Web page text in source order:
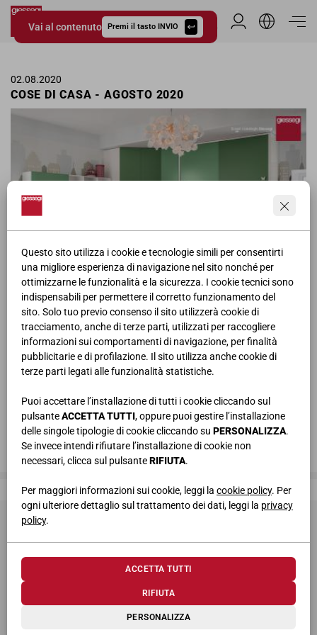
Questo sito utilizza i cookie e tecnologie simili per consentirti
una migliore esperienza di navigazione nel sito nonché per
ottimizzarne le funzionalità e la sicurezza. I cookie tecnici sono
indispensabili per permettere il corretto funzionamento del
sito. Solo tuo previo consenso il sito utilizzerà cookie di
tracciamento, anche di terze parti, utilizzati per raccogliere
informazioni sui comportamenti di navigazione, per finalità
pubblicitarie e di profilazione. Il sito utilizza anche cookie di
terze parti legati alle funzionalità statistiche.
Puoi accettare l’installazione di tutti i cookie cliccando sul
pulsanteACCETTA TUTTI, oppure puoi gestire l’installazione
delle singole tipologie di cookie cliccando su PERSONALIZZA.
Se invece intendi rifiutare l’installazione di cookie non
necessari, clicca sul pulsanteRIFIUTA.
Per maggiori informazioni sui cookie, leggi la cookie policy. Per
ogni ulteriore dettaglio sul trattamento dei dati, leggi la privacy
policy.
PERSONALIZZA
RIFIUTA
ACCETTA TUTTI
Vai al contenuto Premi il tasto INVIO
Giessegi.it
Area Riservata
02.08.2020
COSE DI CASA - AGOSTO 2020
Pagina pubblicitaria delle camerette Giessegi nella rivista Cose di
Casa per il mese di Agosto.
Giessegi, dove la qualità è di casa
© 2026 Giessegi Industria Mobili S.p.a. P.I. 00642760433
Via Bramante 39, 62010 Appignano MC (Italia)